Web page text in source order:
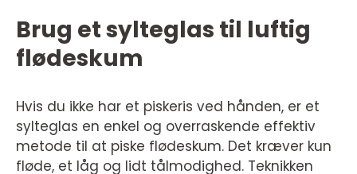
Brug et sylteglas til luftig
flødeskum
Hvis du ikke har et piskeris ved hånden, er et
sylteglas en enkel og overraskende effektiv
metode til at piske flødeskum. Det kræver kun
fløde, et låg og lidt tålmodighed. Teknikken